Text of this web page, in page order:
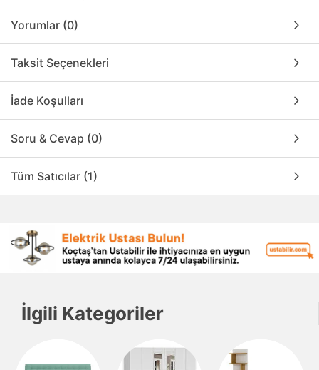
Yorumlar (0)
Taksit Seçenekleri
İade Koşulları
Soru & Cevap (0)
Tüm Satıcılar (1)
İlgili Kategoriler